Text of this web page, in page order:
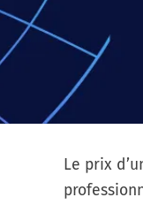
Le prix